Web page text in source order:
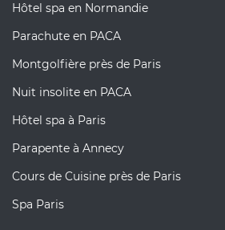
Hôtel spa en Normandie
Parachute en PACA
Montgolfière près de Paris
Nuit insolite en PACA
Hôtel spa à Paris
Parapente à Annecy
Cours de Cuisine près de Paris
Spa Paris